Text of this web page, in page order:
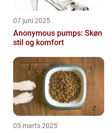
07 juni 2025
Anonymous pumps: Skøn
stil og komfort
05 marts 2025